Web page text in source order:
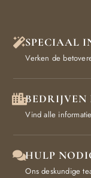
SPECIAAL
Verken de
Vind alle
HULP
Ons deskundige